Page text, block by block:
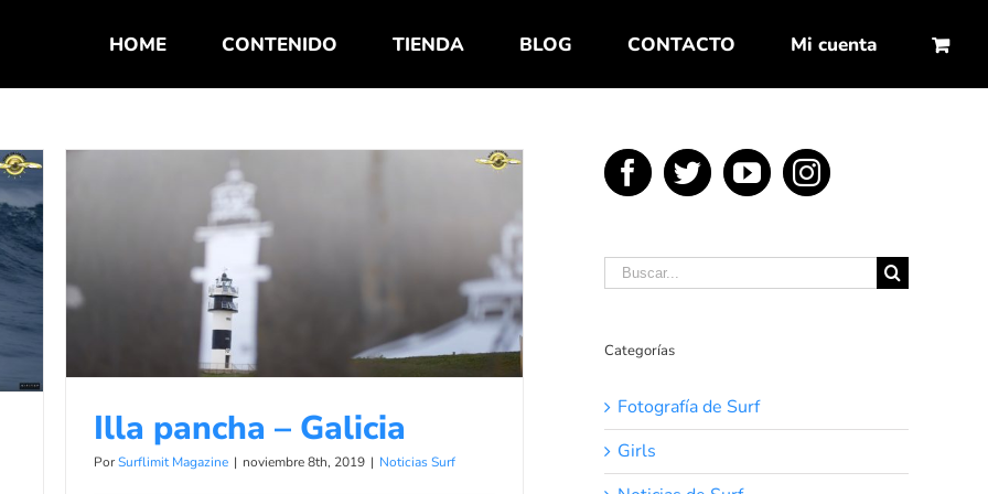
HOME CONTENIDO TIENDA BLOG CONTACTO Mi cuenta
Illa pancha – Galicia
Illa pancha – Galicia
PorSurflimit Magazine | noviembre 8th, 2019 | Noticias Surf
Buscar:
Categorías
Fotografía de Surf
Girls